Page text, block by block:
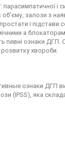
залози з
і
а
ознаки ДГП.
хвороби.
ознаки
(IPSS), яка